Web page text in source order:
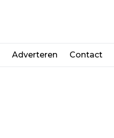
Adverteren Contact